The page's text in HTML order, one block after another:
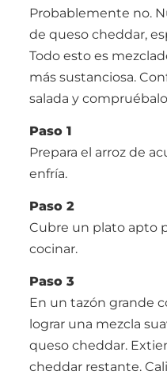
Probablemente no.
de queso cheddar,
Todo esto es
más sustanciosa.
salada y
Paso 1
Prepara el arroz de
enfría.
Paso 2
Cubre un plato apto
cocinar.
Paso 3
En un tazón grande
lograr una mezcla
queso cheddar.
cheddar restante.